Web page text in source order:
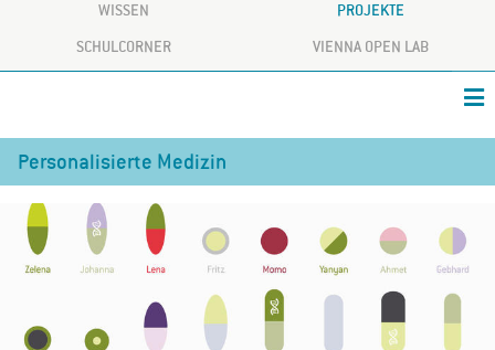
WISSEN PROJEKTE
SCHULCORNER VIENNA OPEN LAB
Personalisierte Medizin